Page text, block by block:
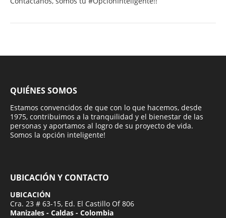
QUIÉNES SOMOS
Estamos convencidos de que con lo que hacemos, desde
1975, contribuimos a la tranquilidad y el bienestar de las
personas y aportamos al logro de su proyecto de vida.
Somos la opción inteligente!
UBICACIÓN Y CONTACTO
UBICACIÓN
Cra. 23 # 63-15, Ed. El Castillo Of 806
Manizales - Caldas - Colombia